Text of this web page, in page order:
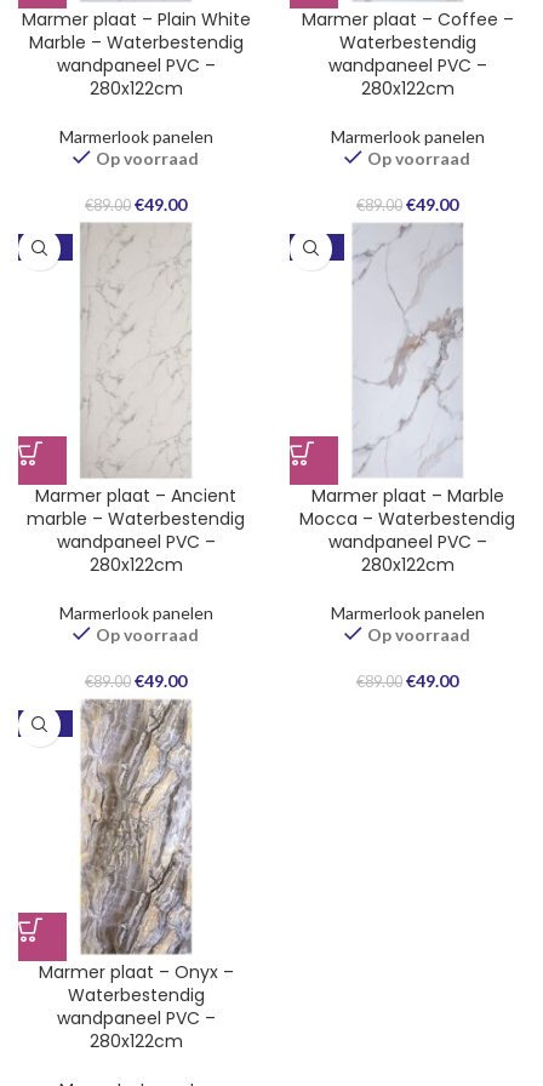
Marmer plaat – Plain White
Marble – Waterbestendig
wandpaneel PVC –
280x122cm
Marmerlook panelen
Op voorraad
€89.00 Oorspronkelijke
prijs
€89.00.
€49.00Huidige
prijs
is:
Marmer plaat – Coffee –
Waterbestendig
wandpaneel PVC –
280x122cm
Marmerlook panelen
Op voorraad
€89.00 Oorspronkelijke
prijs
was:
€89.00.
€49.00Huidige
prijs
is:
-45%
Marmer plaat – Ancient
marble – Waterbestendig
wandpaneel PVC –
280x122cm
Marmerlook panelen
Op voorraad
€89.00 Oorspronkelijke
prijs
was:
€89.00.
€49.00Huidige
prijs
is:
€49.00.
-45%
Marmer plaat – Marble
Mocca – Waterbestendig
wandpaneel PVC –
280x122cm
Marmerlook panelen
Op voorraad
€89.00 Oorspronkelijke
€49.00Huidige
-45%
Marmer plaat – Onyx –
Waterbestendig
wandpaneel PVC –
280x122cm